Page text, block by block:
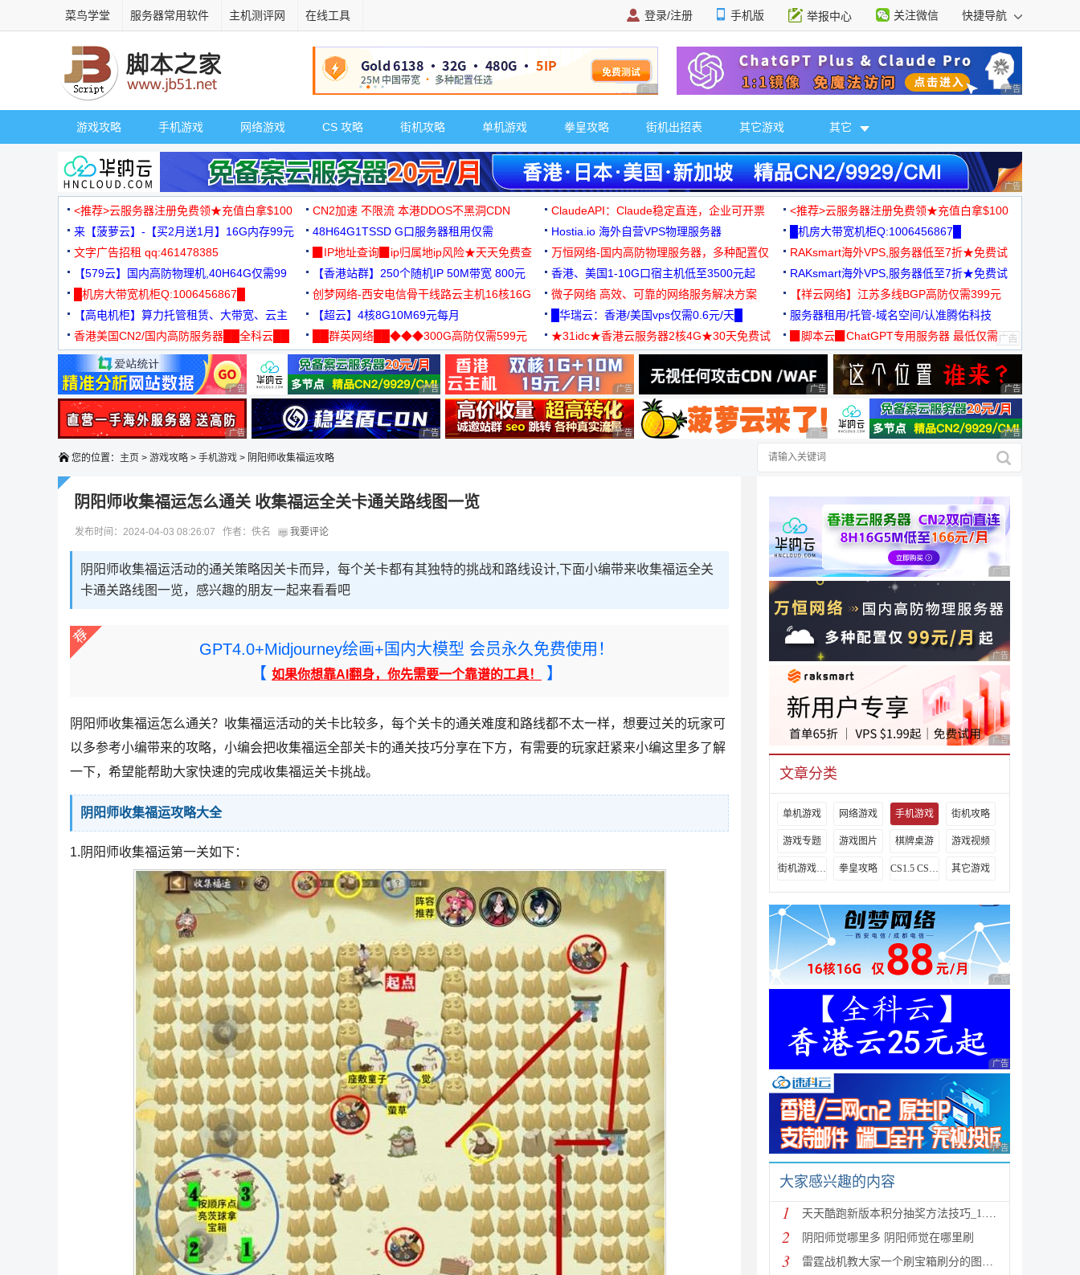
菜鸟学堂 服务器常用软件 主机测评网 在线工具 登录/注册 手机版 举报中心 关注微信 快捷导航
广告 商业广告，理性选择 广告 商业广告，理
游戏攻略 手机游戏 网络游戏 CS 攻略 街机攻略 单机游戏 拳皇攻略 街机出招表 其它游戏 其它
广告 商业广告，理
<推荐>云服务器注册免费领★充值白拿$100 CN2加速 不限流 本港DDOS不黑洞CDN ClaudeAPI：Claude稳定直连，企业可开票
<推荐>云服务器注册免费领★充值白拿$100
来【菠萝云】-【买2月送1月】16G内存99元
48H64G1TSSD G口服务器租用仅需
3000+可免费测试
Hostia.io 海外自营VPS物理服务器
█机房大带宽机柜Q:1006456867█
文字广告招租 qq:461478385
▉IP地址查询▉ip归属地ip风险★天天免费查
万恒网络-国内高防物理服务器，多种配置仅
99元/月起
RAKsmart海外VPS,服务器低至7折★免费试
用★
【579云】国内高防物理机,40H64G仅需99
元
【香港站群】250个随机IP 50M带宽 800元 香港、美国1-10G口宿主机低至3500元起
RAKsmart海外VPS,服务器低至7折★免费试
用★
█机房大带宽机柜Q:1006456867█
创梦网络-西安电信骨干线路云主机16核16G
88元/月
微子网络 高效、可靠的网络服务解决方案
【祥云网络】江苏多线BGP高防仅需399元
【高电机柜】算力托管租赁、大带宽、云主
机
【超云】4核8G10M69元每月 █华瑞云：香港/美国vps仅需0.6元/天█
服务器租用/托管-域名空间/认准腾佑科技
香港美国CN2/国内高防服务器██全科云██
██群英网络██◆◆◆300G高防仅需599元
◆◆◆
★31idc★香港云服务器2核4G★30天免费试
用◆
▉脚本云▉ChatGPT专用服务器 最低仅需
19元/月
广告 商业广告，理性选择 广告 商业广告，理性选择 广告 商业广告，理性选择 广告 商业广告，理性选择 广告 商业广告，理
广告 商业广告，理性选择 广告 商业广告，理性选择 广告 商业广告，理性选择 广告 商业广告，理性选择 广告 商业广告，理
您的位置： 主页 > 游戏攻略 > 手机游戏 > 阴阳师收集福运攻略
阴阳师收集福运怎么通关 收集福运全关卡通关路线图一览
发布时间：2024-04-03 08:26:07 作者：佚名 我要评论
阴阳师收集福运活动的通关策略因关卡而异，每个关卡都有其独特的挑战和路线设计,下面小编带来收集福运全关
卡通关路线图一览，感兴趣的朋友一起来看看吧
GPT4.0+Midjourney绘画+国内大模型 会员永久免费使用！
【 如果你想靠AI翻身，你先需要一个靠谱的工具！ 】
阴阳师收集福运怎么通关？收集福运活动的关卡比较多，每个关卡的通关难度和路线都不太一样，想要过关的玩家可
以多参考小编带来的攻略，小编会把收集福运全部关卡的通关技巧分享在下方，有需要的玩家赶紧来小编这里多了解
一下，希望能帮助大家快速的完成收集福运关卡挑战。
阴阳师收集福运攻略大全
1.阴阳师收集福运第一关如下：
广告 商业广告，理性
广告 商业广告，理性
广告 商业广告，理性
文章分类
单机游戏 网络游戏 手机游戏 街机攻略
游戏专题 游戏图片 棋牌桌游 游戏视频
街机游戏出招表 拳皇攻略 CS1.5 CS1.6攻略 其它游戏
广告 商业广告，理性
广告 商业广告，理性
广告 商业广告，理性
大家感兴趣的内容
1 天天酷跑新版本积分抽奖方法技巧_1.0.8.0版新人物新坐
2 阴阳师觉哪里多 阴阳师觉在哪里刷
3 雷霆战机教大家一个刷宝箱刷分的图文教程